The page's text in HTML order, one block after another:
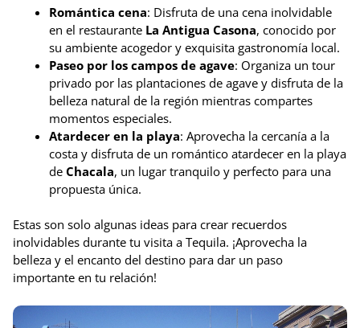
Romántica cena: Disfruta de una cena inolvidable
en el restaurante La Antigua Casona, conocido por
su ambiente acogedor y exquisita gastronomía local.
Paseo por los campos de agave: Organiza un tour
privado por las plantaciones de agave y disfruta de la
belleza natural de la región mientras compartes
momentos especiales.
Atardecer en la playa: Aprovecha la cercanía a la
costa y disfruta de un romántico atardecer en la playa
de Chacala, un lugar tranquilo y perfecto para una
propuesta única.
Estas son solo algunas ideas para crear recuerdos
inolvidables durante tu visita a Tequila. ¡Aprovecha la
belleza y el encanto del destino para dar un paso
importante en tu relación!